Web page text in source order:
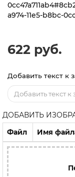
a974-11e5-b8bc-
622 руб.
Добавить текст к
ДОБАВИТЬ
Файл
Имя